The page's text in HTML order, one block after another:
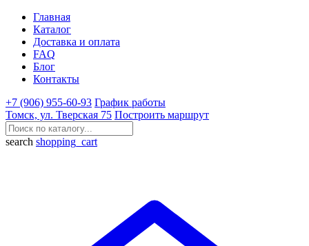
Главная
Каталог
Доставка и оплата
FAQ
Блог
Контакты
+7 (906) 955-60-93 График работы
Томск, ул. Тверская 75 Построить маршрут
search shopping_cart